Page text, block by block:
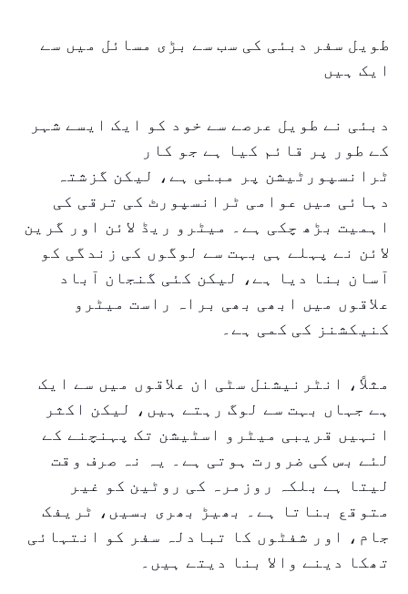
طویل سفر دبئی کی سب سے بڑی مسائل میں سے
ایک ہیں
دبئی نے طویل عرصے سے خود کو ایک ایسے شہر
کے طور پر قائم کیا ہے جو کار
ٹرانسپورٹیشن پر مبنی ہے، لیکن گزشتہ
دہائی میں عوامی ٹرانسپورٹ کی ترقی کی
اہمیت بڑھ چکی ہے۔ میٹرو ریڈ لائن اور گرین
لائن نے پہلے ہی بہت سے لوگوں کی زندگی کو
آسان بنا دیا ہے، لیکن کئی گنجان آباد
علاقوں میں ابھی بھی براہ راست میٹرو
کنیکشنز کی کمی ہے۔
مثلاً، انٹرنیشنل سٹی ان علاقوں میں سے ایک
ہے جہاں بہت سے لوگ رہتے ہیں، لیکن اکثر
انہیں قریبی میٹرو اسٹیشن تک پہنچنے کے
لئے بس کی ضرورت ہوتی ہے۔ یہ نہ صرف وقت
لیتا ہے بلکہ روزمرہ کی روٹین کو غیر
متوقع بناتا ہے۔ بھیڑ بھری بسیں، ٹریفک
جام، اور شفٹوں کا تبادلہ سفر کو انتہائی
تھکا دینے والا بنا دیتے ہیں۔